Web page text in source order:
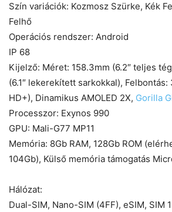
Szín variációk: Kozmosz Szürke, Kék
Felhő
Operációs rendszer: Android
IP 68
Kijelző: Méret: 158.3mm (6.2″ teljes
(6.1″ lekerekített sarkokkal),
HD+), Dinamikus AMOLED 2X, Gorilla
Processzor: Exynos 990
GPU: Mali-G77 MP11
Memória: 8Gb RAM, 128Gb ROM
104Gb), Külső memória támogatás
Hálózat:
Dual-SIM, Nano-SIM (4FF), eSIM, SIM